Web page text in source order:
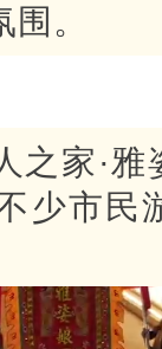
。
之家·
少市民